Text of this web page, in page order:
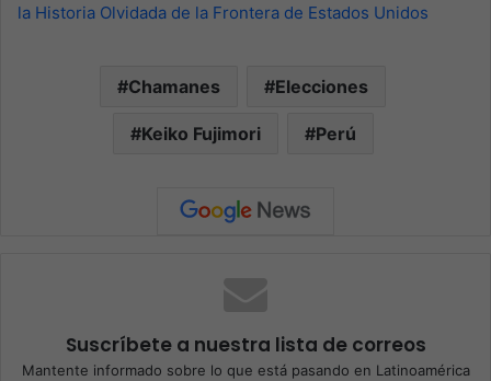
la Historia Olvidada de la Frontera de Estados Unidos
Chamanes Elecciones
Keiko Fujimori Perú
Suscríbete a nuestra lista de correos
Mantente informado sobre lo que está pasando en Latinoamérica